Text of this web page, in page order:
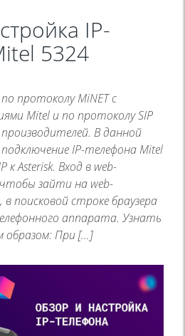
IP-
5324
протоколу MiNET с
Mitel и по протоколу SIP
В данной
IP-телефона Mitel
к Asterisk. Вход в web-
зайти на web-
поисковой строке браузера
аппарата. Узнать
образом: При […]